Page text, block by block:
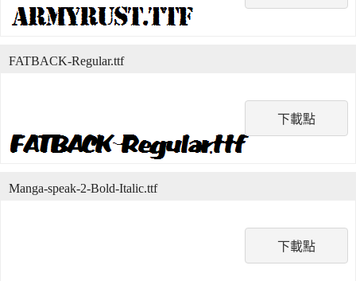
下載點
FATBACK-Regular.ttf
下載點
Manga-speak-2-Bold-Italic.ttf